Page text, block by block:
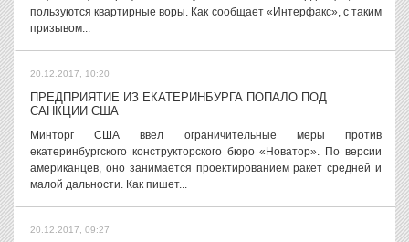
пользуются квартирные воры. Как сообщает «Интерфакс», с таким
призывом...
20.12.2017, 10:20
ПРЕДПРИЯТИЕ ИЗ ЕКАТЕРИНБУРГА ПОПАЛО ПОД
САНКЦИИ США
Минторг США ввел ограничительные меры против
екатеринбургского конструкторского бюро «Новатор». По версии
американцев, оно занимается проектированием ракет средней и
малой дальности. Как пишет...
20.12.2017, 09:27